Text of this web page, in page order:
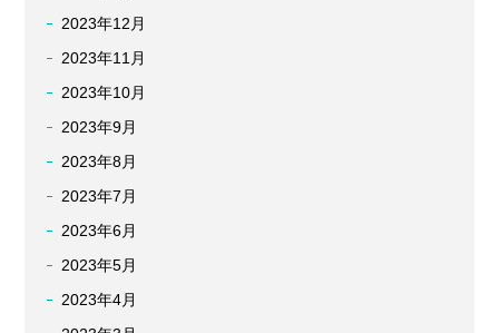
2023年12月
2023年11月
2023年10月
2023年9月
2023年8月
2023年7月
2023年6月
2023年5月
2023年4月